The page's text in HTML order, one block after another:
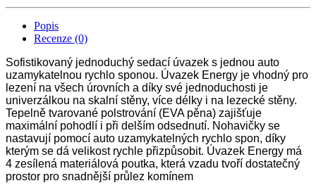
Popis
Recenze (0)
Sofistikovaný jednoduchý sedací úvazek s jednou auto
uzamykatelnou rychlo sponou. Úvazek Energy je vhodný pro
lezení na všech úrovních a díky své jednoduchosti je
univerzálkou na skalní stěny, více délky i na lezecké stěny.
Tepelně tvarované polstrování (EVA pěna) zajišťuje
maximální pohodlí i při delším odsednutí. Nohavičky se
nastavují pomocí auto uzamykatelných rychlo spon, díky
kterým se dá velikost rychle přizpůsobit. Úvazek Energy má
4 zesílená materiálová poutka, která vzadu tvoří dostatečný
prostor pro snadnější průlez komínem